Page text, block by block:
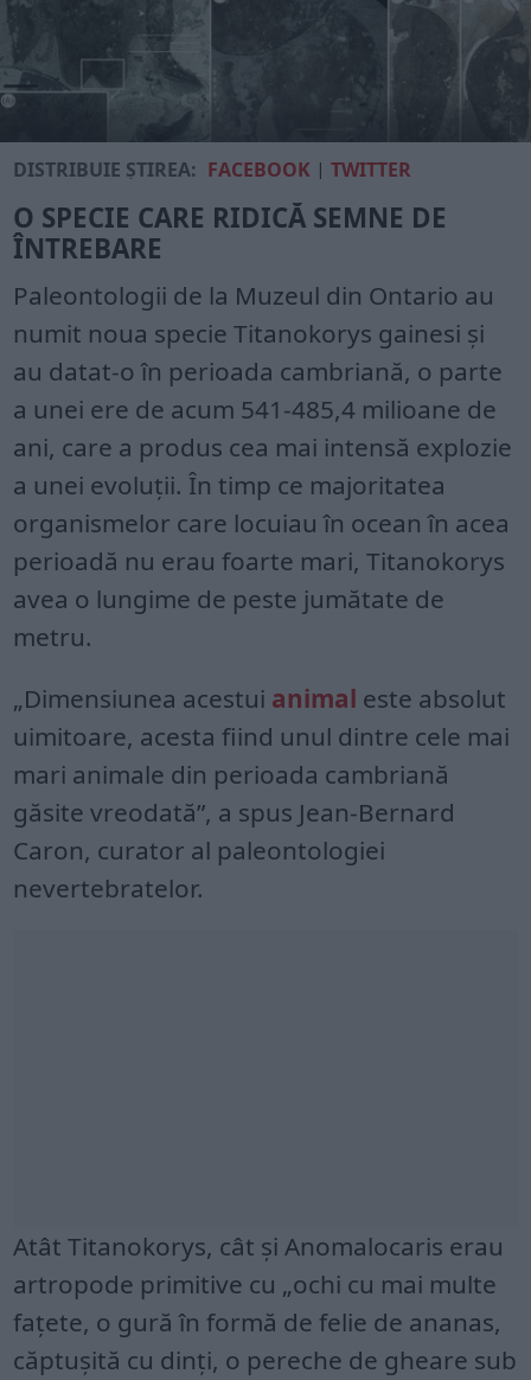
DISTRIBUIE ȘTIREA: FACEBOOK |TWITTER
O SPECIE CARE RIDICĂ SEMNE DE
ÎNTREBARE
Paleontologii de la Muzeul din Ontario au
numit noua specie Titanokorys gainesi și
au datat-o ​​în perioada cambriană, o parte
a unei ere de acum 541-485,4 milioane de
ani, care a produs cea mai intensă explozie
a unei evoluții. În timp ce majoritatea
organismelor care locuiau în ocean în acea
perioadă nu erau foarte mari, Titanokorys
avea o lungime de peste jumătate de
metru.
„Dimensiunea acestui animal este absolut
uimitoare, acesta fiind unul dintre cele mai
mari animale din perioada cambriană
găsite vreodată”, a spus Jean-Bernard
Caron, curator al paleontologiei
nevertebratelor.
Atât Titanokorys, cât și Anomalocaris erau
artropode primitive cu „ochi cu mai multe
fațete, o gură în formă de felie de ananas,
căptușită cu dinți, o pereche de gheare sub